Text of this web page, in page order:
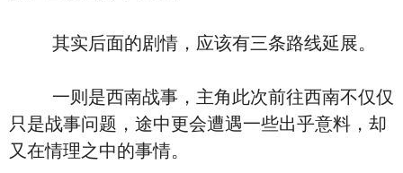
其实后面的剧情，应该有三条路线延展。
一则是西南战事，主角此次前往西南不仅仅
只是战事问题，途中更会遭遇一些出乎意料，却
又在情理之中的事情。